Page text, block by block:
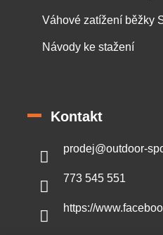
Váhové zatížení běžky
Návody ke stažení
Kontakt
prodej@outdoor-
773 545 551
https://